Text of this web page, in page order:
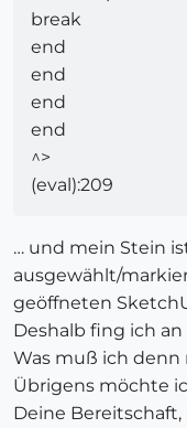
break
end
end
end
end
^>
(eval):209
… und mein Stein
ausgewählt/
geöffneten
Deshalb fing ich
Was muß ich
Übrigens möchte
Deine